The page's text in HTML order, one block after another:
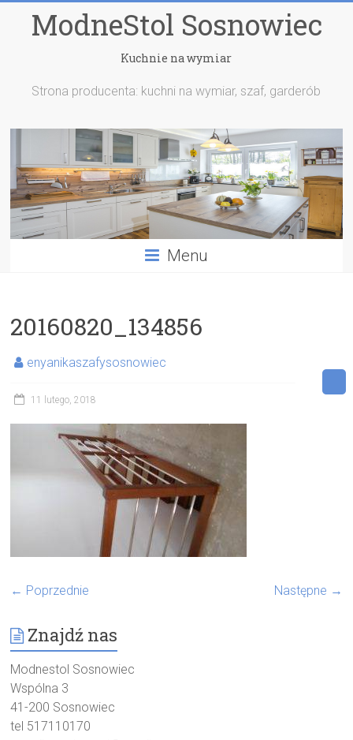
ModneStol Sosnowiec
Kuchnie na wymiar
Strona producenta: kuchni na wymiar, szaf, garderób
Menu
20160820_134856
enyanikaszafysosnowiec
11 lutego, 2018
← Poprzednie Następne →
Znajdź nas
Modnestol Sosnowiec
Wspólna 3
41-200 Sosnowiec
tel 517110170